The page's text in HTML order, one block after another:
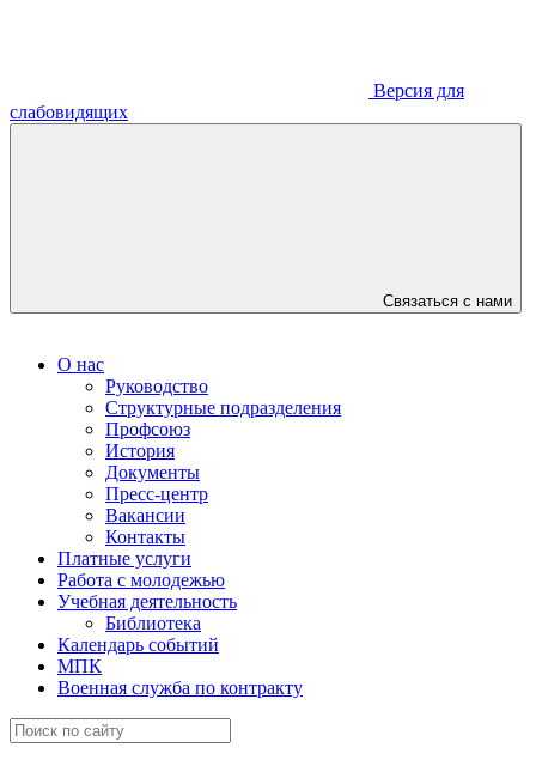
Версия для
слабовидящих
Связаться с нами
О нас
Руководство
Структурные подразделения
Профсоюз
История
Документы
Пресс-центр
Вакансии
Контакты
Платные услуги
Работа с молодежью
Учебная деятельность
Библиотека
Календарь событий
МПК
Военная служба по контракту